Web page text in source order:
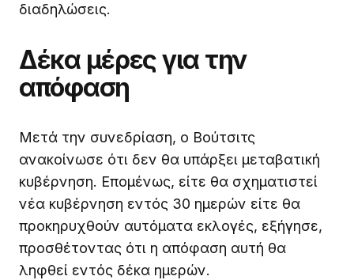
διαδηλώσεις.
Δέκα μέρες για την
απόφαση
Μετά την συνεδρίαση, ο Βούτσιτς
ανακοίνωσε ότι δεν θα υπάρξει μεταβατική
κυβέρνηση. Επομένως, είτε θα σχηματιστεί
νέα κυβέρνηση εντός 30 ημερών είτε θα
προκηρυχθούν αυτόματα εκλογές, εξήγησε,
προσθέτοντας ότι η απόφαση αυτή θα
ληφθεί εντός δέκα ημερών.